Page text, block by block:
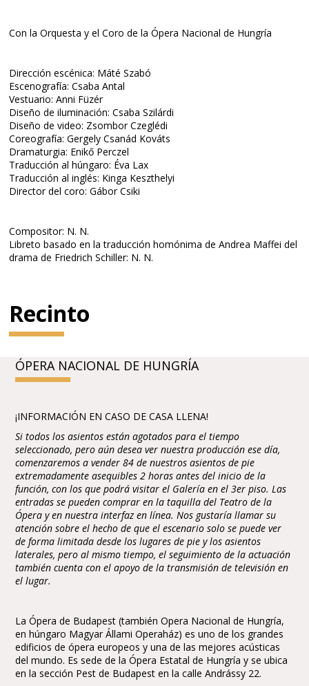
Con la Orquesta y el Coro de la Ópera Nacional de Hungría
Dirección escénica: Máté Szabó
Escenografía: Csaba Antal
Vestuario: Anni Füzér
Diseño de iluminación: Csaba Szilárdi
Diseño de video: Zsombor Czeglédi
Coreografía: Gergely Csanád Kováts
Dramaturgia: Enikő Perczel
Traducción al húngaro: Éva Lax
Traducción al inglés: Kinga Keszthelyi
Director del coro: Gábor Csiki
Compositor: N. N.
Libreto basado en la traducción homónima de Andrea Maffei del
drama de Friedrich Schiller: N. N.
Recinto
ÓPERA NACIONAL DE HUNGRÍA
¡INFORMACIÓN EN CASO DE CASA LLENA!
Si todos los asientos están agotados para el tiempo
seleccionado, pero aún desea ver nuestra producción ese día,
comenzaremos a vender 84 de nuestros asientos de pie
extremadamente asequibles 2 horas antes del inicio de la
función, con los que podrá visitar el Galería en el 3er piso. Las
entradas se pueden comprar en la taquilla del Teatro de la
Ópera y en nuestra interfaz en línea. Nos gustaría llamar su
atención sobre el hecho de que el escenario solo se puede ver
de forma limitada desde los lugares de pie y los asientos
laterales, pero al mismo tiempo, el seguimiento de la actuación
también cuenta con el apoyo de la transmisión de televisión en
el lugar.
La Ópera de Budapest (también Opera Nacional de Hungría,
en húngaro Magyar Állami Operaház) es uno de los grandes
edificios de ópera europeos y una de las mejores acústicas
del mundo. Es sede de la Ópera Estatal de Hungría y se ubica
en la sección Pest de Budapest en la calle Andrássy 22.